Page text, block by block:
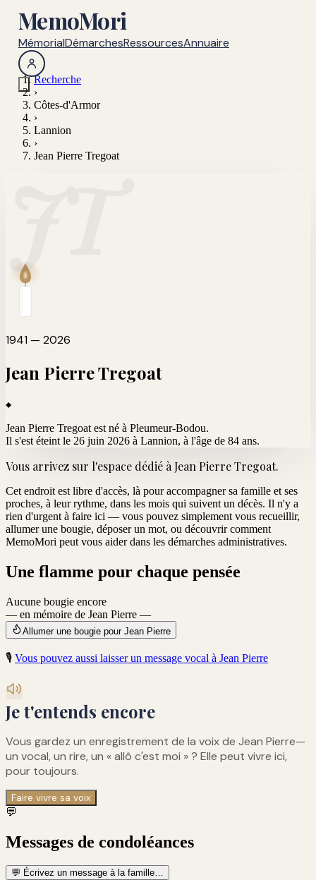
MemoMori
MémorialDémarchesRessourcesAnnuaire
Recherche
›
Côtes-d'Armor
›
Lannion
›
Jean Pierre Tregoat
1941 — 2026
Jean PierreTregoat
Jean Pierre Tregoat est né à Pleumeur-Bodou.
Il s'est éteint le 26 juin 2026 à Lannion, à l'âge de 84 ans.
Vous arrivez sur l'espace dédié à Jean Pierre Tregoat.
Cet endroit est libre d'accès, là pour accompagner sa famille et ses
proches, à leur rythme, dans les mois qui suivent un décès. Il n'y a
rien d'urgent à faire ici — vous pouvez simplement vous recueillir,
allumer une bougie, déposer un mot, ou découvrir comment
MemoMori peut vous aider dans les démarches administratives.
Une flamme pour chaque pensée
Aucune bougie encore
— en mémoire de Jean Pierre —
Allumer une bougie pour Jean Pierre
🎙️ Vous pouvez aussi laisser un message vocal à Jean Pierre
Je t'entends encore
Vous gardez un enregistrement de la voix de Jean Pierre—
un vocal, un rire, un « allô c'est moi » ? Elle peut vivre ici,
pour toujours.
Faire vivre sa voix
💬
Messages de condoléances
💬 Écrivez un message à la famille…